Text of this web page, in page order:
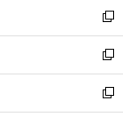
く
で
開
く
ド
ウ
で
開
く
ィ
ン
ド
ウ
で
開
い
ウ
ィ
ン
ド
ウ
新
し
い
ウ
ィ
ン
新
し
い
ウ
新
し